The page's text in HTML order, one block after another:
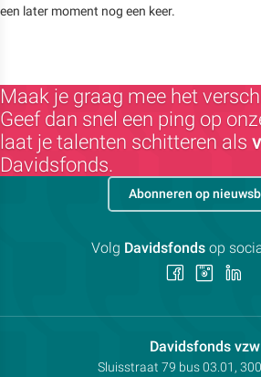
een later moment nog een keer.
Maak je graag mee het
Geef dan snel een ping op
laat je talenten schitteren als
Davidsfonds.
Davidsfonds vzw
Adres:
Sluisstraat 79 bus 03.01,
Abonneren op
Volg Davidsfondsop
Volg Volg